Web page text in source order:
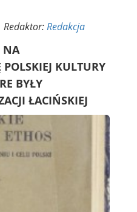
Redakcja
NA
KULTURY
BYŁY
ŁACIŃSKIEJ